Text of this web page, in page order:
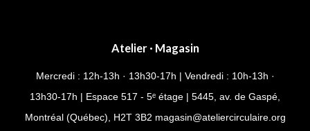
Atelier · Magasin
Mercredi : 12h-13h · 13h30-17h | Vendredi : 10h-13h ·
13h30-17h | Espace 517 - 5ᵉ étage | 5445, av. de Gaspé,
Montréal (Québec), H2T 3B2 magasin@ateliercirculaire.org